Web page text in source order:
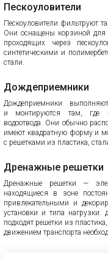
Пескоуловители
Пескоуловители фильтруют
Они оснащены корзиной для
проходящих через
синтетическими и
стали.
Дождеприемники
Дождеприемники
и монтируются там, где
водоотвода. Они обычно
имеют квадратную форму и
с решетками из пластика,
Дренажные решетки
Дренажные решетки —
находящиеся в зоне
привлекательными и
установки и типа нагрузки:
подходят решетки из
движением транспорта